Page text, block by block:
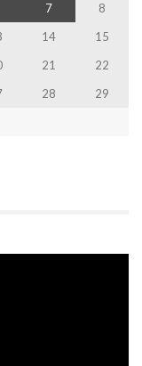
7
8
14
15
21
22
28
29